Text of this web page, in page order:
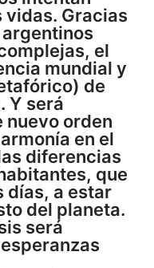
vidas. Gracias
el
mundial y
de
Y será
nuevo orden
en el
diferencias
que
días, a estar
del planeta.
será